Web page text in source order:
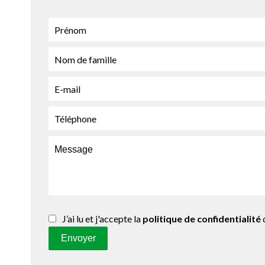
J’ai lu et j'accepte la politique de confidentialité
Envoyer